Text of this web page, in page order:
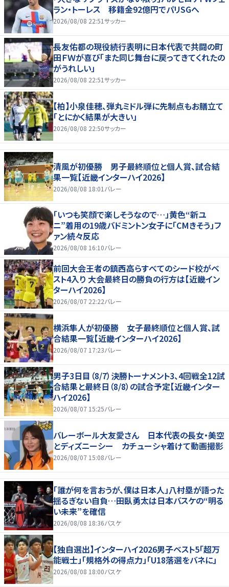
ラン・トーレス 移籍金92億円でパリSGへ
2026/08/08 22:51サッカー
長友佑都の現役続行表明に日本代表で共闘の町
田ＦＷが喜び「また同じ舞台に戻ってきてくれたの
がうれしい」
2026/08/08 22:51サッカー
【柏】小泉佳穂、弾丸ミドル弾に先制点もお膳立て
「とにかく結果が大きい」
2026/08/08 22:50サッカー
清風が初優勝 男子最終順位と個人賞、試合結
果一覧【近畿インターハイ2026】
2026/08/08 18:01 バレー
「いつも笑顔で楽しそうなので…」黄色“新ユ
ニ”着用の19歳バドミントン女子に「CMきそう」フ
ァン続々反応
2026/08/08 16:10バレー
前回大会王者の鎮西高らすべてのシード校がベ
スト4入り 大会最終日の勝負の行方は【近畿イン
ターハイ2026】
2026/08/07 22:22バレー
横浜隼人が初優勝 女子最終順位と個人賞、試
合結果一覧【近畿インターハイ2026】
2026/08/07 17:23バレー
男子3日目（8/7）決勝トーナメント3、4回戦全12試
合結果と最終日（8/8）の試合予定【近畿インター
ハイ2026】
2026/08/07 15:25バレー
バレーボール大友愛さん 日本代表の長女・美空
とディズニーシー カチューシャ着けて動画撮影
2026/08/07 15:08バレー
「誰が何を言おうが、僕は日本人」八村塁が語った
揺るぎない自負…田臥勇太は日本バスケの“明る
い未来”を確信
2026/08/08 18:36バスケ
【独自選出】インターハイ2026男子ベスト5「超万
能戦士」「規格外の得点力」「U18落選をバネに」
2026/08/08 18:00バスケ